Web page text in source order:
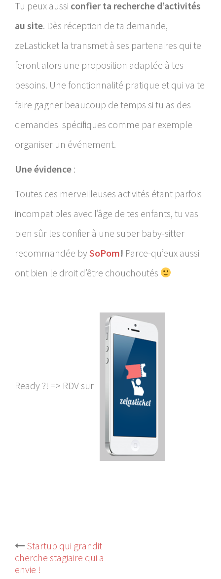
Tu peux aussi confier ta recherche d’activités
au site. Dès réception de ta demande,
zeLasticket la transmet à ses partenaires qui te
feront alors une proposition adaptée à tes
besoins. Une fonctionnalité pratique et qui va te
faire gagner beaucoup de temps si tu as des
demandes spécifiques comme par exemple
organiser un événement.
Une évidence :
Toutes ces merveilleuses activités étant parfois
incompatibles avec l’âge de tes enfants, tu vas
bien sûr les confier à une super baby-sitter
recommandée bySoPom! Parce-qu’eux aussi
ont bien le droit d’être chouchoutés
Ready ?! => RDV sur
Navigation
Startup qui grandit
cherche stagiaire qui a
envie !